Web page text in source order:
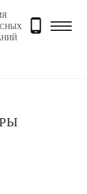
Особенности